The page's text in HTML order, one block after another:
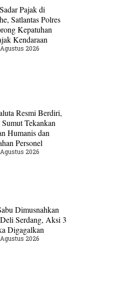
Pajak di
Satlantas Polres
Kepatuhan
Kendaraan
2026
Resmi Berdiri,
Tekankan
Humanis dan
Personel
2026
Dimusnahkan
Serdang, Aksi 3
Digagalkan
2026